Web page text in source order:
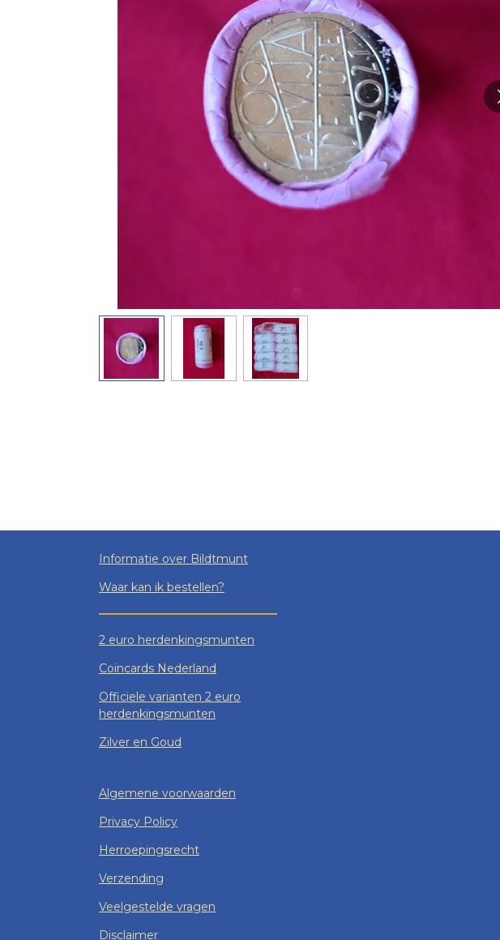
Informatie over Bildtmunt
Waar kan ik bestellen?
2 euro herdenkingsmunten
Coincards Nederland
Officiele varianten 2 euro
herdenkingsmunten
Zilver en Goud
Algemene voorwaarden
Privacy Policy
Herroepingsrecht
Verzending
Veelgestelde vragen
Disclaimer